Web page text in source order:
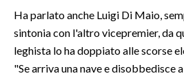
Ha parlato anche Luigi Di Maio,
sintonia con l'altro vicepremier, da
leghista lo ha doppiato alle scorse
"Se arriva una nave e disobbedisce